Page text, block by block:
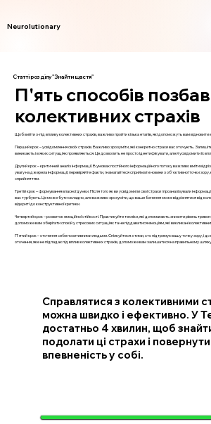
Neurolutionary
Статті розділу "Знайти щастя"
П'ять способів
колективних страхів
Щоб вийти з-під впливу колективних страхів, важливо пройти кілька етапів, які допоможуть вам
Перший крок – усвідомлення своїх страхів. Важливо зрозуміти, які конкретно страхи вас оточують.
виникають і в яких ситуаціях проявляються. Це дозволить не просто ідентифікувати, але й усвідомити їх
Другий крок – критичний аналіз інформації. В умовах постійного інформаційного потоку важливо вміти
увагу на джерела інформації, перевіряйте факти, і намагайтеся сприймати новини з об'єктивної точки
сприйняттям.
Третій крок – формування власної думки. Після того як ви усвідомили свої страхи і проаналізували
вас турбують. Це може бути складно, але важливо зрозуміти, що ваше бачення може відрізнятися від
відкриті до конструктивної критики.
Четвертий крок – розвиток емоційної стійкості. Практикуйте техніки, які допомагають знизити рівень
допоможе вам зберігати спокій у стресових ситуаціях та не піддаватися емоціям, які викликані
П'ятий крок – оточення себе позитивними людьми. Спілкуйтеся з тими, хто підтримує вашу точку зору, і
оточення, яке не підпадає під вплив колективних страхів, допоможе вам залишатися на правильному шляху
Справлятися з колективними
можна швидко і ефективно. У
достатньо 4 хвилин, щоб
подолати ці страхи і повернути
впевненість у собі.